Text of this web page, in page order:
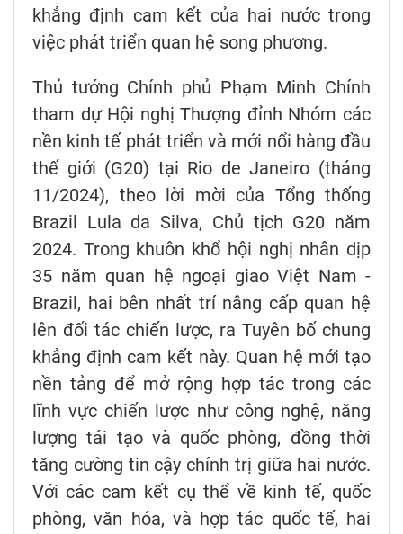
khẳng định cam kết của hai nước trong
việc phát triển quan hệ song phương.
Thủ tướng Chính phủ Phạm Minh Chính
tham dự Hội nghị Thượng đỉnh Nhóm các
nền kinh tế phát triển và mới nổi hàng đầu
thế giới (G20) tại Rio de Janeiro (tháng
11/2024), theo lời mời của Tổng thống
Brazil Lula da Silva, Chủ tịch G20 năm
2024. Trong khuôn khổ hội nghị nhân dịp
35 năm quan hệ ngoại giao Việt Nam -
Brazil, hai bên nhất trí nâng cấp quan hệ
lên đối tác chiến lược, ra Tuyên bố chung
khẳng định cam kết này. Quan hệ mới tạo
nền tảng để mở rộng hợp tác trong các
lĩnh vực chiến lược như công nghệ, năng
lượng tái tạo và quốc phòng, đồng thời
tăng cường tin cậy chính trị giữa hai nước.
Với các cam kết cụ thể về kinh tế, quốc
phòng, văn hóa, và hợp tác quốc tế, hai